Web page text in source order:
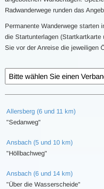
Radwanderwege runden das
Permanente Wanderwege starten
die Startunterlagen
Sie vor der Anreise die jeweiligen
Allersberg (6 und 11 km)
"Sedanweg"
Ansbach (5 und 10 km)
"Höllbachweg"
Ansbach (6 und 14 km)
"Über die Wasserscheide"